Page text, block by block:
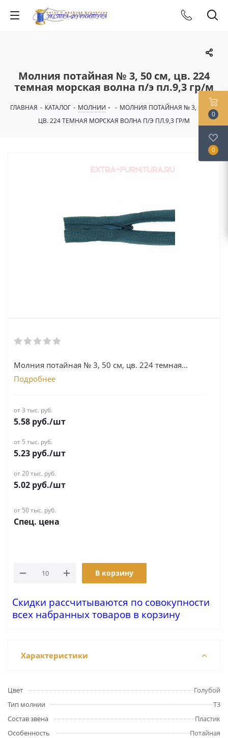
Молния потайная № 3, 50 см, цв. 224
темная морская волна п/э пл.9,3 гр/м
ГЛАВНАЯ - КАТАЛОГ - МОЛНИИ - МОЛНИЯ ПОТАЙНАЯ № 3, 50 СМ,
ЦВ. 224 ТЕМНАЯ МОРСКАЯ ВОЛНА П/Э ПЛ.9,3 ГР/М
Молния потайная № 3, 50 см, цв. 224 темная...
Подробнее
от 3 тыс. руб.
5.58 руб./шт
от 5 тыс. руб.
5.23 руб./шт
от 20 тыс. руб.
5.02 руб./шт
от 50 тыс. руб.
Спец. цена
В корзину
Скидки рассчитываются по совокупности
всех набранных товаров в корзину
Характеристики
Цвет
Голубой
Тип молнии
Т3
Состав звена
Пластик
Особенность
Потайная
0
0